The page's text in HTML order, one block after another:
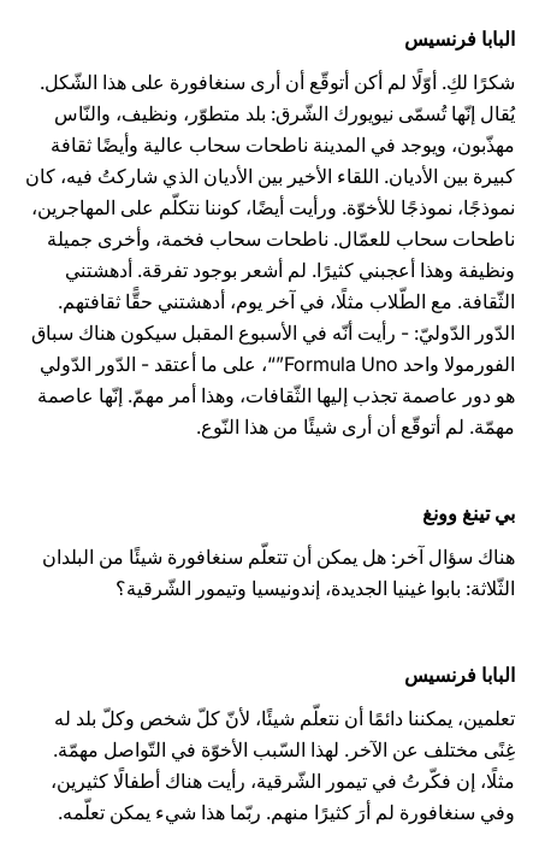
البابا فرنسيس
شكرًا لكِ. أوّلًا لم أكن أتوقّع أن أرى سنغافورة على هذا الشّكل.
يُقال إنّها تُسمّى نيويورك الشّرق: بلد متطوّر، ونظيف، والنّاس
مهذّبون، ويوجد في المدينة ناطحات سحاب عالية وأيضًا ثقافة
كبيرة بين الأديان. اللقاء الأخير بين الأديان الذي شاركتُ فيه، كان
نموذجًا، نموذجًا للأخوّة. ورأيت أيضًا، كوننا نتكلّم على المهاجرين،
ناطحات سحاب للعمّال. ناطحات سحاب فخمة، وأخرى جميلة
ونظيفة وهذا أعجبني كثيرًا. لم أشعر بوجود تفرقة. أدهشتني
الثّقافة. مع الطّلاب مثلًا، في آخر يوم، أدهشتني حقًّا ثقافتهم.
الدّور الدّوليّ: - رأيت أنّه في الأسبوع المقبل سيكون هناك سباق
الفورمولا واحد Formula Uno”“، على ما أعتقد - الدّور الدّولي
هو دور عاصمة تجذب إليها الثّقافات، وهذا أمر مهمّ. إنّها عاصمة
مهمّة. لم أتوقّع أن أرى شيئًا من هذا النّوع.
بي تينغ وونغ
هناك سؤال آخر: هل يمكن أن تتعلّم سنغافورة شيئًا من البلدان
الثّلاثة: بابوا غينيا الجديدة، إندونيسيا وتيمور الشّرقية؟
البابا فرنسيس
تعلمين، يمكننا دائمًا أن نتعلّم شيئًا، لأنّ كلّ شخص وكلّ بلد له
غِنًى مختلف عن الآخر. لهذا السّبب الأخوّة في التّواصل مهمّة.
مثلًا، إن فكّرتُ في تيمور الشّرقية، رأيت هناك أطفالًا كثيرين،
وفي سنغافورة لم أرَ كثيرًا منهم. ربّما هذا شيء يمكن تعلّمه.